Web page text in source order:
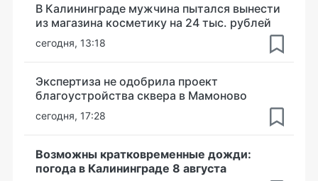
В Калининграде мужчина пытался вынести
из магазина косметику на 24 тыс. рублей
сегодня, 13:18
Экспертиза не одобрила проект
благоустройства сквера в Мамоново
сегодня, 17:28
Возможны кратковременные дожди:
погода в Калининграде 8 августа